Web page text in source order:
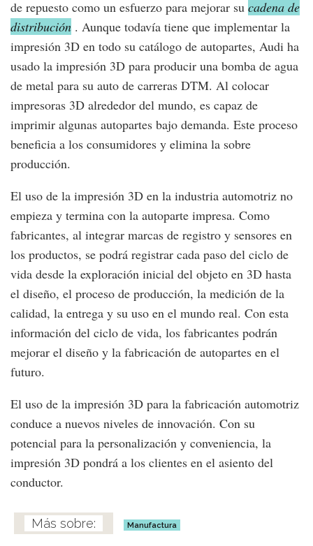
de repuesto como un esfuerzo para mejorar su cadena de
distribución . Aunque todavía tiene que implementar la
impresión 3D en todo su catálogo de autopartes, Audi ha
usado la impresión 3D para producir una bomba de agua
de metal para su auto de carreras DTM. Al colocar
impresoras 3D alrededor del mundo, es capaz de
imprimir algunas autopartes bajo demanda. Este proceso
beneficia a los consumidores y elimina la sobre
producción.
El uso de la impresión 3D en la industria automotriz no
empieza y termina con la autoparte impresa. Como
fabricantes, al integrar marcas de registro y sensores en
los productos, se podrá registrar cada paso del ciclo de
vida desde la exploración inicial del objeto en 3D hasta
el diseño, el proceso de producción, la medición de la
calidad, la entrega y su uso en el mundo real. Con esta
información del ciclo de vida, los fabricantes podrán
mejorar el diseño y la fabricación de autopartes en el
futuro.
El uso de la impresión 3D para la fabricación automotriz
conduce a nuevos niveles de innovación. Con su
potencial para la personalización y conveniencia, la
impresión 3D pondrá a los clientes en el asiento del
conductor.
Manufactura